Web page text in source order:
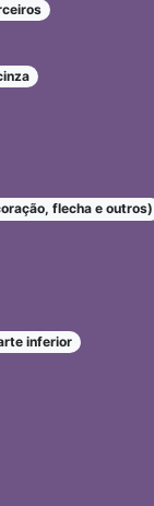
flecha e outros)
inferior